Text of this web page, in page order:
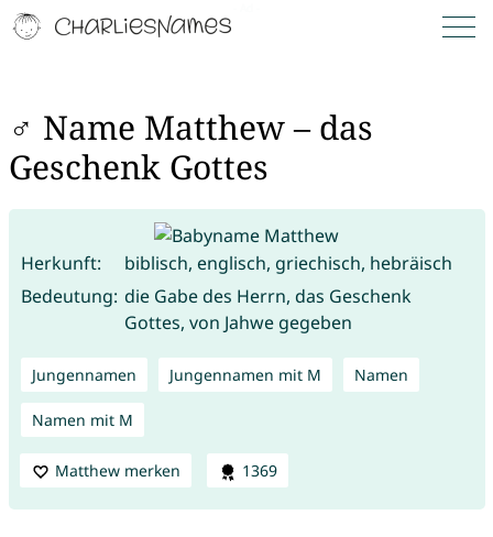
♂ Name Matthew – das
Geschenk Gottes
Herkunft:
biblisch, englisch, griechisch, hebräisch
Bedeutung: die Gabe des Herrn, das Geschenk
Gottes, von Jahwe gegeben
Jungennamen Jungennamen mit M Namen
Namen mit M
Matthew merken 1369